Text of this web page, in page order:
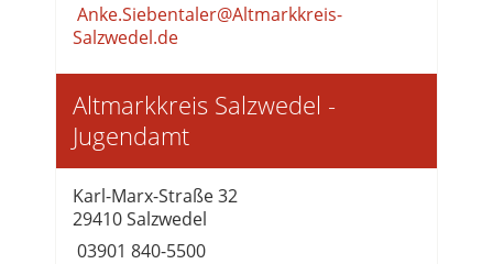
Anke.Siebentaler@Altmarkkreis-
Salzwedel.de
Altmarkkreis Salzwedel -
Jugendamt
Karl-Marx-Straße 32
29410 Salzwedel
03901 840-5500